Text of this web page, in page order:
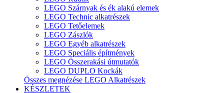
LEGO Szárnyak és ék alakú elemek
LEGO Technic alkatrészek
LEGO Tetőelemek
LEGO Zászlók
LEGO Egyéb alkatrészek
LEGO Speciális építmények
LEGO Összerakási útmutatók
LEGO DUPLO Kockák
Összes megnézése LEGO Alkatrészek
KÉSZLETEK